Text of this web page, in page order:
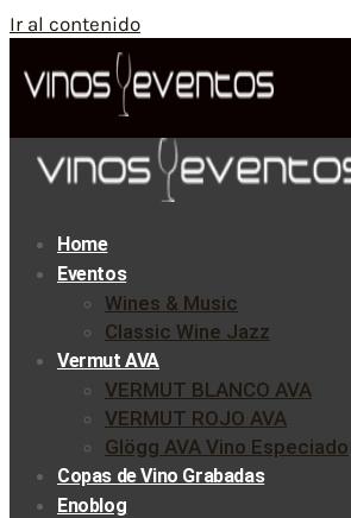
Ir al contenido
Home
Eventos
Wines & Music
Classic Wine Jazz
Vermut AVA
VERMUT BLANCO AVA
VERMUT ROJO AVA
Glögg AVA Vino Especiado
Copas de Vino Grabadas
Enoblog